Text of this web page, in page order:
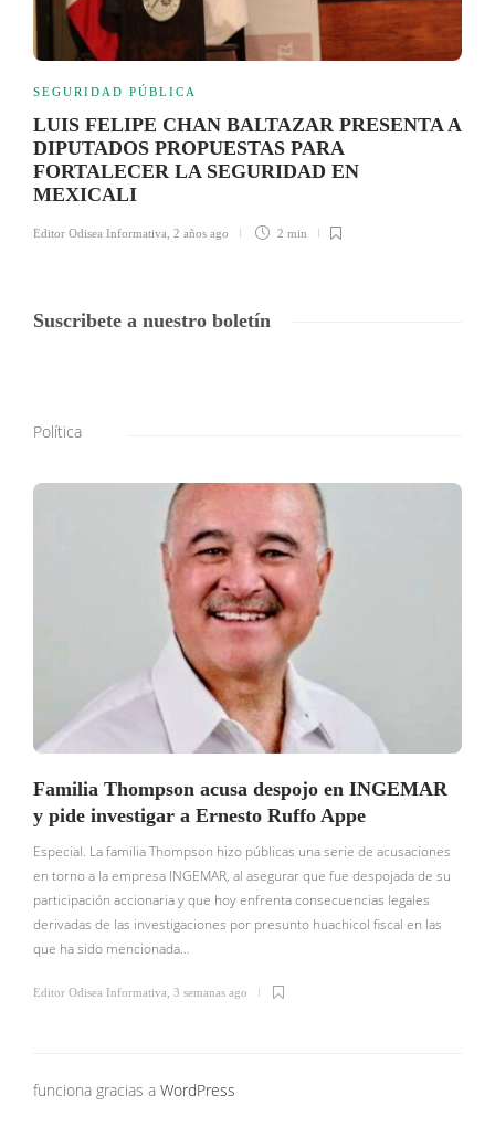
SEGURIDAD PÚBLICA
LUIS FELIPE CHAN BALTAZAR PRESENTA A
DIPUTADOS PROPUESTAS PARA
FORTALECER LA SEGURIDAD EN
MEXICALI
Editor Odisea Informativa, 2 años ago 2 min
Suscribete a nuestro boletín
Política
Familia Thompson acusa despojo en INGEMAR
y pide investigar a Ernesto Ruffo Appe
Especial. La familia Thompson hizo públicas una serie de acusaciones
en torno a la empresa INGEMAR, al asegurar que fue despojada de su
participación accionaria y que hoy enfrenta consecuencias legales
derivadas de las investigaciones por presunto huachicol fiscal en las
que ha sido mencionada…
Editor Odisea Informativa 3 semanas ago
funciona gracias a WordPress